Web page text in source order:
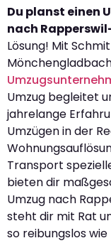
Du planst einen
nach
Lösung! Mit
Umzug begleitet
jahrelange
Umzügen in der
Transport
bieten dir
Umzug nach
steht dir mit Rat
so reibungslos